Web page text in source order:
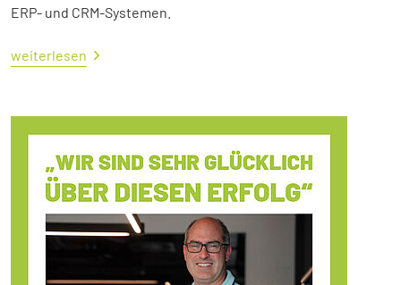
ERP- und CRM-Systemen.
weiterlesen